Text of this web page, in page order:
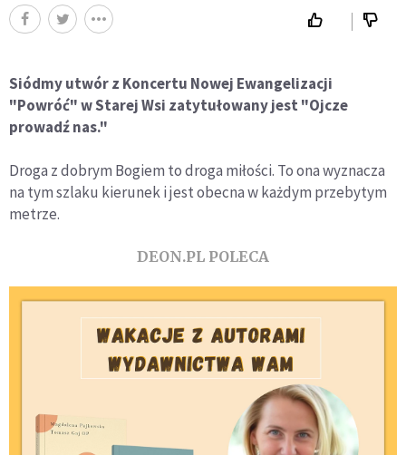
Siódmy utwór z Koncertu Nowej Ewangelizacji
"Powróć" w Starej Wsi zatytułowany jest "Ojcze
prowadź nas."
Droga z dobrym Bogiem to droga miłości. To ona wyznacza
na tym szlaku kierunek i jest obecna w każdym przebytym
metrze.
DEON.PL POLECA